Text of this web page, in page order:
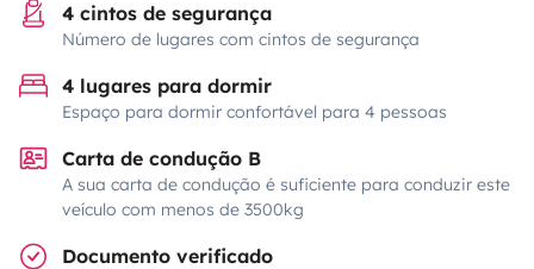
4 cintos de segurança
Número de lugares com cintos de segurança
4 lugares para dormir
Espaço para dormir confortável para 4 pessoas
Carta de condução B
A sua carta de condução é suficiente para conduzir este
veículo com menos de 3500kg
Documento verificado